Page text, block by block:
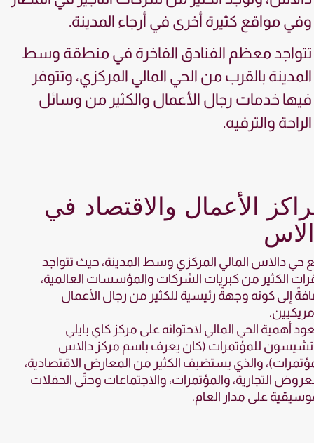
وفي مواقع كثيرة أخرى في أرجاء المدينة.
تتواجد معظم الفنادق الفاخرة في منطقة وسط
المدينة بالقرب من الحي المالي المركزي، وتتوفر
فيها خدمات رجال الأعمال والكثير من وسائل
الراحة والترفيه.
الأعمال والاقتصاد في
حي دالاس المالي المركزي وسط المدينة، حيث تتواجد
الكثير من كبريات الشركات والمؤسسات العالمية،
إلى كونه وجهةً رئيسية للكثير من رجال الأعمال
أهمية الحي المالي لاحتوائه على مركز كاي بايلي
للمؤتمرات (كان يعرف باسم مركز دالاس
والذي يستضيف الكثير من المعارض الاقتصادية،
التجارية، والمؤتمرات، والاجتماعات وحتّى الحفلات
على مدار العام.